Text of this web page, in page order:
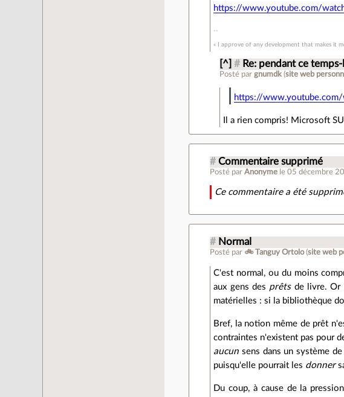
https://www.youtube.com/
« I approve of any development that makes it
[^] # Re: pendant ce
Posté pargnumdk (site web
https://
Il a rien compris! Microsoft
# Commentaire supprimé
Posté parAnonyme le 05 décembre
Ce commentaire a été
# Normal
Posté par 🚲 Tanguy Ortolo(site web
C'est normal, ou du moins
aux gens des prêtsde livre. Or
matérielles : si la bibliothèque
Bref, la notion même de prêt
contraintes n'existent pas pour
aucun sens dans un système
puisqu'elle pourrait les donner
Du coup, à cause de la